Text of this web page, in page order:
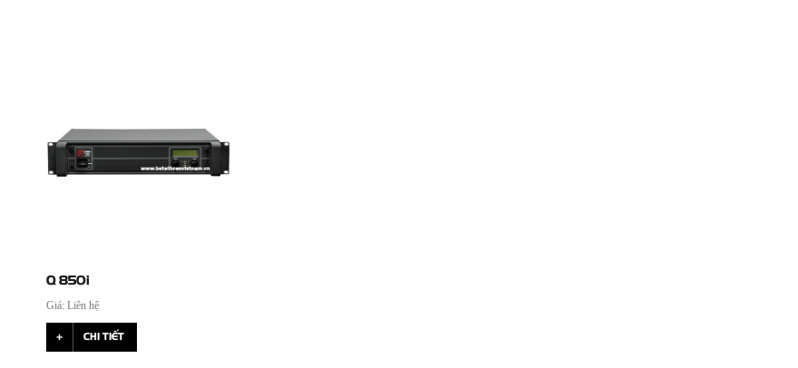
Q 850i
Giá: Liên hệ
CHI TIẾT